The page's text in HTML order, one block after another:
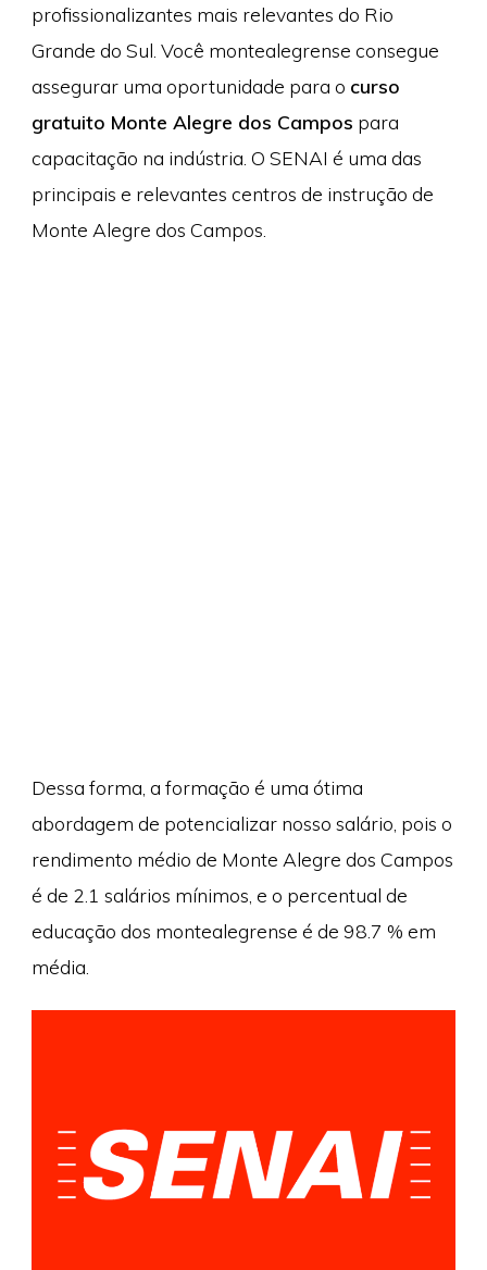
profissionalizantes mais relevantes do Rio
Grande do Sul. Você montealegrense consegue
assegurar uma oportunidade para o curso
gratuito Monte Alegre dos Campos para
capacitação na indústria. O SENAI é uma das
principais e relevantes centros de instrução de
Monte Alegre dos Campos.
Dessa forma, a formação é uma ótima
abordagem de potencializar nosso salário, pois o
rendimento médio de Monte Alegre dos Campos
é de 2.1 salários mínimos, e o percentual de
educação dos montealegrense é de 98.7 % em
média.